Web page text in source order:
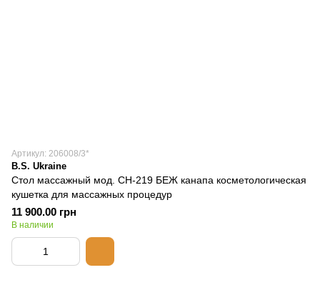
Артикул: 206008/3*
B.S. Ukraine
Стол массажный мод. CH-219 БЕЖ канапа косметологическая
кушетка для массажных процедур
11 900.00 грн
В наличии